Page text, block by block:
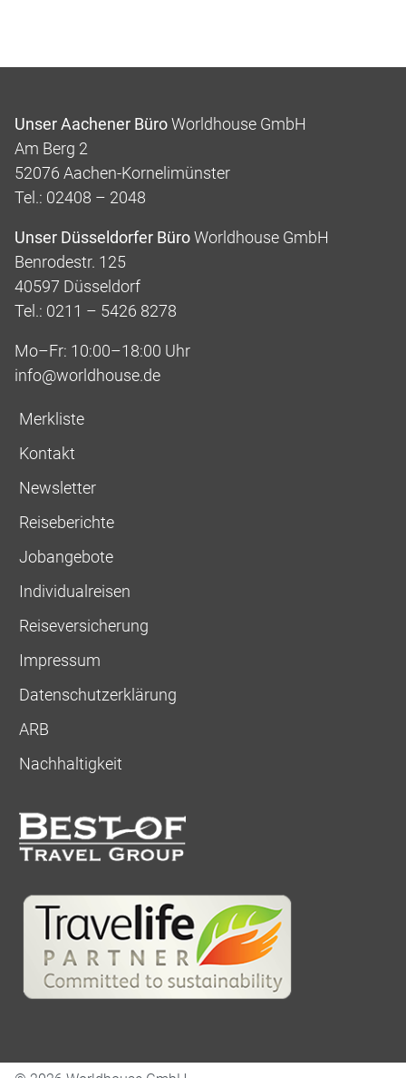
Angebotsanfrage
Unser Aachener BüroWorldhouse GmbH
Am Berg 2
52076 Aachen-Kornelimünster
Tel.: 02408 – 2048
Unser Düsseldorfer BüroWorldhouse GmbH
Benrodestr. 125
40597 Düsseldorf
Tel.: 0211 – 5426 8278
Mo–Fr: 10:00–18:00 Uhr
info@worldhouse.de
Merkliste
Kontakt
Newsletter
Reiseberichte
Jobangebote
Individualreisen
Reiseversicherung
Impressum
Datenschutzerklärung
ARB
Nachhaltigkeit